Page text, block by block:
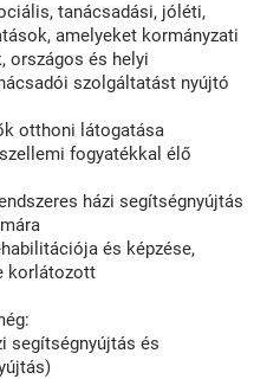
tanácsadási, jóléti,
amelyeket kormányzati
országos és helyi
szolgáltatást nyújtó
otthoni látogatása
fogyatékkal élő
házi segítségnyújtás
és képzése,
korlátozott
segítségnyújtás és